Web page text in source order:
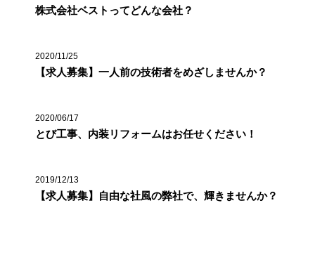
株式会社ベストってどんな会社？
2020/11/25
【求人募集】一人前の技術者をめざしませんか？
2020/06/17
とび工事、内装リフォームはお任せください！
2019/12/13
【求人募集】自由な社風の弊社で、輝きませんか？